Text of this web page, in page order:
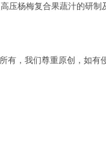
梅复合果蔬汁的研制及
有，我们尊重原创，如有